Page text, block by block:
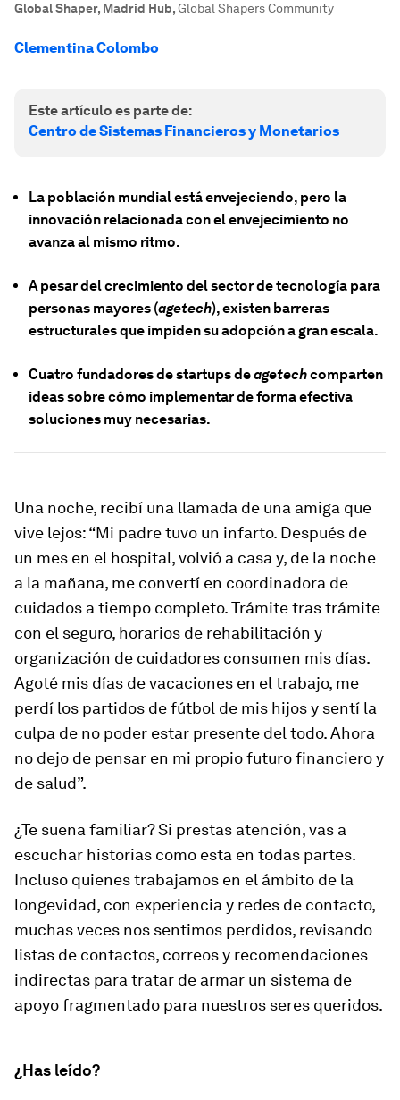
Global Shaper, Madrid Hub,Global Shapers Community
Clementina Colombo
Este artículo es parte de:
Centro de Sistemas Financieros y Monetarios
La población mundial está envejeciendo, pero la
innovación relacionada con el envejecimiento no
avanza al mismo ritmo.
A pesar del crecimiento del sector de tecnología para
personas mayores (agetech), existen barreras
estructurales que impiden su adopción a gran escala.
Cuatro fundadores de startups deagetechcomparten
ideas sobre cómo implementar de forma efectiva
soluciones muy necesarias.
Una noche, recibí una llamada de una amiga que
vive lejos: “Mi padre tuvo un infarto. Después de
un mes en el hospital, volvió a casa y, de la noche
a la mañana, me convertí en coordinadora de
cuidados a tiempo completo. Trámite tras trámite
con el seguro, horarios de rehabilitación y
organización de cuidadores consumen mis días.
Agoté mis días de vacaciones en el trabajo, me
perdí los partidos de fútbol de mis hijos y sentí la
culpa de no poder estar presente del todo. Ahora
no dejo de pensar en mi propio futuro financiero y
de salud”.
¿Te suena familiar? Si prestas atención, vas a
escuchar historias como esta en todas partes.
Incluso quienes trabajamos en el ámbito de la
longevidad, con experiencia y redes de contacto,
muchas veces nos sentimos perdidos, revisando
listas de contactos, correos y recomendaciones
indirectas para tratar de armar un sistema de
apoyo fragmentado para nuestros seres queridos.
¿Has leído?